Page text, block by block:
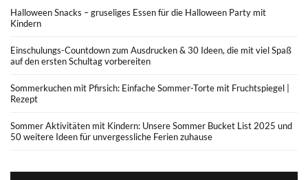
Halloween Snacks – gruseliges Essen für die Halloween Party mit
Kindern
Einschulungs-Countdown zum Ausdrucken & 30 Ideen, die mit viel Spaß
auf den ersten Schultag vorbereiten
Sommerkuchen mit Pfirsich: Einfache Sommer-Torte mit Fruchtspiegel |
Rezept
Sommer Aktivitäten mit Kindern: Unsere Sommer Bucket List 2025 und
50 weitere Ideen für unvergessliche Ferien zuhause